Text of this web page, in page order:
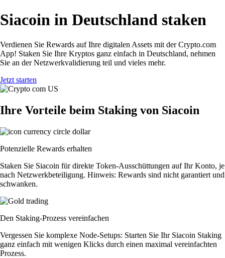
Siacoin in Deutschland staken
Verdienen Sie Rewards auf Ihre digitalen Assets mit der Crypto.com
App! Staken Sie Ihre Kryptos ganz einfach in Deutschland, nehmen
Sie an der Netzwerkvalidierung teil und vieles mehr.
Jetzt starten
Ihre Vorteile beim Staking von Siacoin
Potenzielle Rewards erhalten
Staken Sie Siacoin für direkte Token-Ausschüttungen auf Ihr Konto, je
nach Netzwerkbeteiligung. Hinweis: Rewards sind nicht garantiert und
schwanken.
Den Staking-Prozess vereinfachen
Vergessen Sie komplexe Node-Setups: Starten Sie Ihr Siacoin Staking
ganz einfach mit wenigen Klicks durch einen maximal vereinfachten
Prozess.